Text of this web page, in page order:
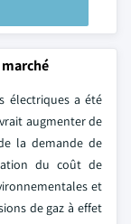
électriques a été
augmenter de
la demande de
du coût de
et
de gaz à effet